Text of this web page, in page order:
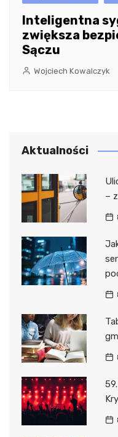
Inteligentna
zwiększa
Sączu
Wojciech Kowalczyk
Aktualności
–